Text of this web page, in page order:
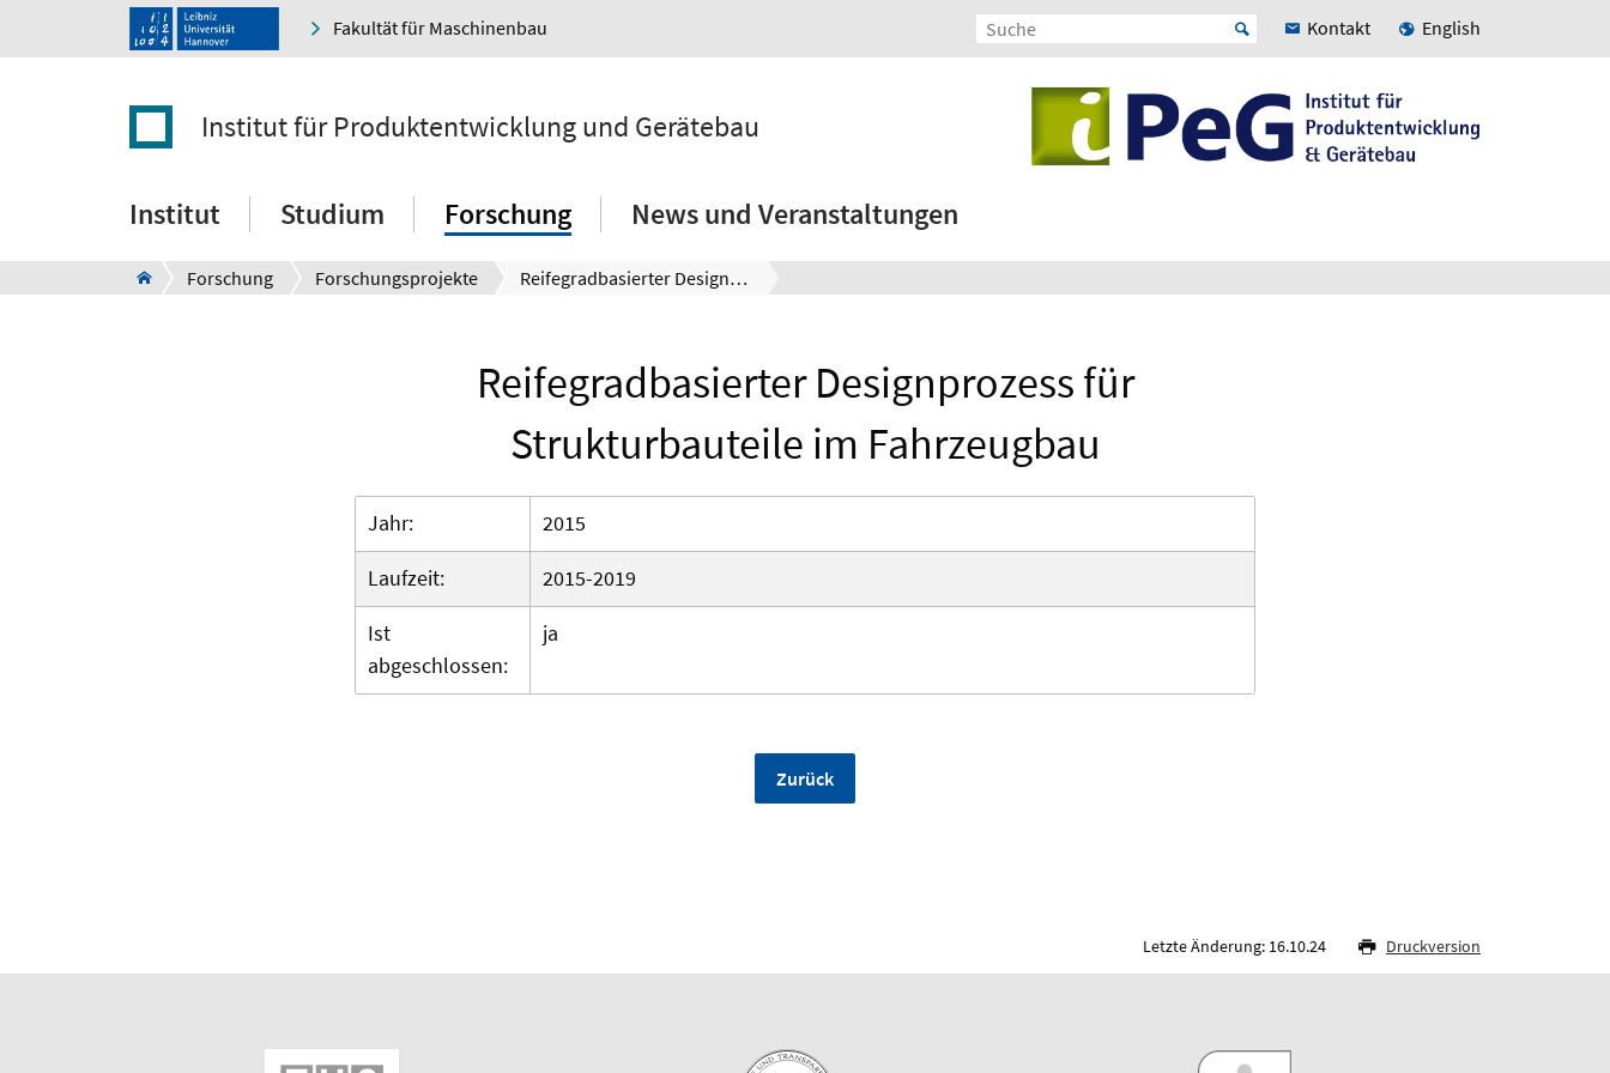
Fakultät für Maschinenbau Kontakt English
Institut für Produktentwicklung und Gerätebau
Institut Studium Forschung News und Veranstaltungen
Forschung Forschungsprojekte Reifegradbasierter Designprozess für Strukturbauteile im Fahrzeugbau
Reifegradbasierter Designprozess für
Strukturbauteile im Fahrzeugbau
Jahr:
2015
Laufzeit:
2015-2019
Ist
abgeschlossen:
ja
Zurück
Letzte Änderung: 16.10.24 Druckversion